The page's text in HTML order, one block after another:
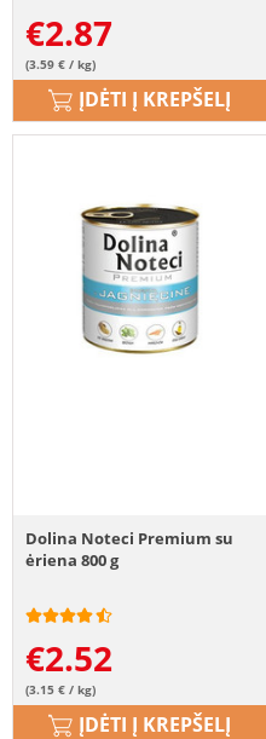
€2.87
(3.59 € / kg)
ĮDĖTI Į KREPŠELĮ
Dolina Noteci Premium su
ėriena 800 g
€2.52
(3.15 € / kg)
ĮDĖTI Į KREPŠELĮ